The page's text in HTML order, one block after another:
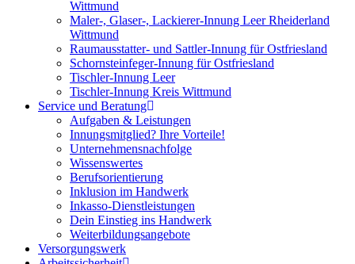
Wittmund
Maler-, Glaser-, Lackierer-Innung Leer Rheiderland
Wittmund
Raumausstatter- und Sattler-Innung für Ostfriesland
Schornsteinfeger-Innung für Ostfriesland
Tischler-Innung Leer
Tischler-Innung Kreis Wittmund
Service und Beratung
Aufgaben & Leistungen
Innungsmitglied? Ihre Vorteile!
Unternehmensnachfolge
Wissenswertes
Berufsorientierung
Inklusion im Handwerk
Inkasso-Dienstleistungen
Dein Einstieg ins Handwerk
Weiterbildungsangebote
Versorgungswerk